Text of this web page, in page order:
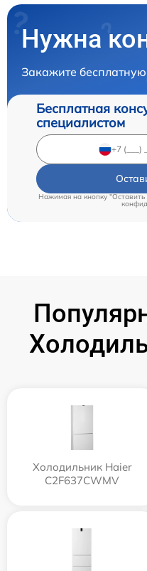
Нужна
Закажите
Бесплатная
специалистом
Нажимая на кнопку
Холодильник Haier
C2F637CWMV